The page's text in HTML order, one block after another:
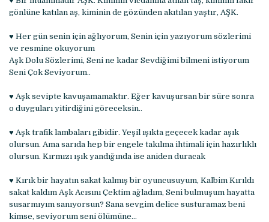
gönlüne katılan aş, kiminin de gözünden akıtılan yaştır, AŞK.
♥ Her gün senin için ağlıyorum, Senin için yazıyorum sözlerimi
ve resmine okuyorum
Aşk Dolu Sözlerimi, Seni ne kadar Sevdiğimi bilmeni istiyorum
Seni Çok Seviyorum..
♥ Aşk sevipte kavuşamamaktır. Eğer kavuşursan bir süre sonra
o duyguları yitirdiğini göreceksin..
♥ Aşk trafik lambaları gibidir. Yeşil ışıkta geçecek kadar aşık
olursun. Ama sarıda hep bir engele takılma ihtimali için hazırlıklı
olursun. Kırmızı ışık yandığında ise aniden duracak
♥ Kırık bir hayatın sakat kalmış bir oyuncusuyum, Kalbim Kırıldı
sakat kaldım Aşk Acısını Çektim ağladım, Seni bulmuşum hayatta
susarmıyım sanıyorsun? Sana sevgim delice susturamaz beni
kimse, seviyorum seni ölümüne…